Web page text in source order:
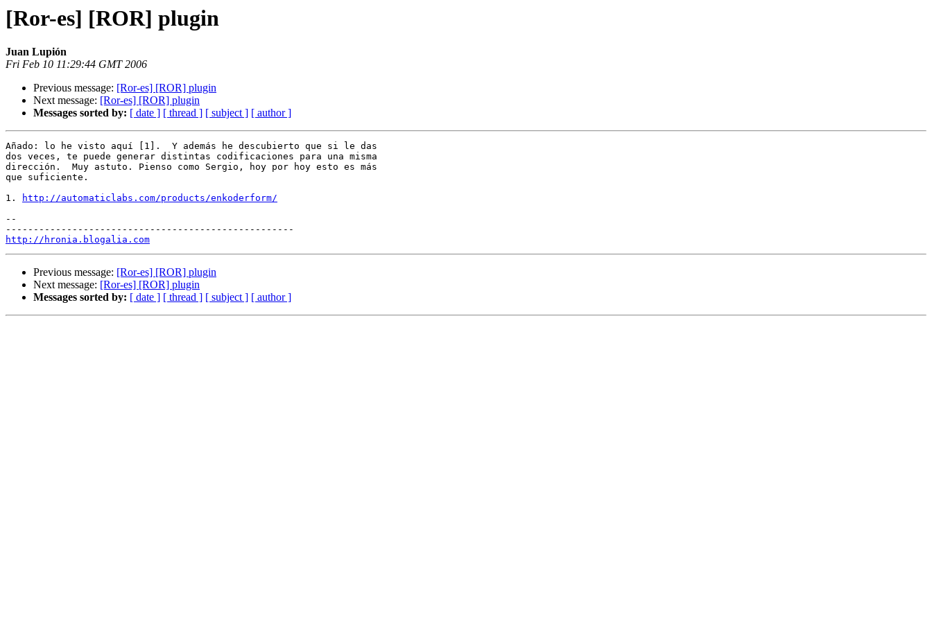
[Ror-es] [ROR] plugin
Juan Lupión
Fri Feb 10 11:29:44 GMT 2006
Previous message: [Ror-es] [ROR] plugin
Next message: [Ror-es] [ROR] plugin
Messages sorted by: [ date ] [ thread ] [ subject ] [ author ]
Añado: lo he visto aquí [1].  Y además he descubierto que si le das
dos veces, te puede generar distintas codificaciones para una misma
dirección.  Muy astuto. Pienso como Sergio, hoy por hoy esto es más
que suficiente.
1.
http://automaticlabs.com/products/enkoderform/
--
http://hronia.blogalia.com
Previous message: [Ror-es] [ROR] plugin
Next message: [Ror-es] [ROR] plugin
Messages sorted by: [ date ] [ thread ] [ subject ] [ author ]